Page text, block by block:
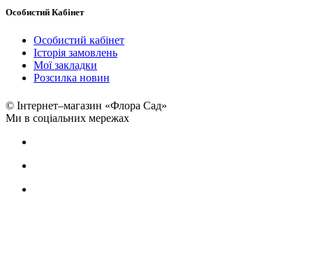
Особистий Кабінет
Особистий кабінет
Історія замовлень
Мої закладки
Розсилка новин
© Інтернет–магазин «Флора Сад»
Ми в соціальних мережах